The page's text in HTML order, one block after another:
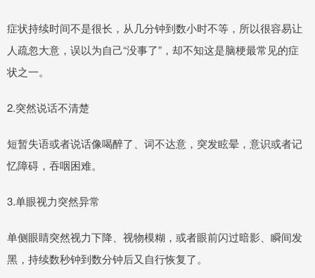
症状持续时间不是很长，从几分钟到数小时不等，所以很容易让
人疏忽大意，误以为自己“没事了”，却不知这是脑梗最常见的症
状之一。
2.突然说话不清楚
短暂失语或者说话像喝醉了、词不达意，突发眩晕，意识或者记
忆障碍，吞咽困难。
3.单眼视力突然异常
单侧眼睛突然视力下降、视物模糊，或者眼前闪过暗影、瞬间发
黑，持续数秒钟到数分钟后又自行恢复了。